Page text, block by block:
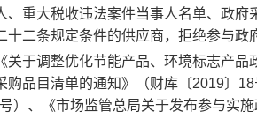
、重大税收违法案件当事人名单、政
十二条规定条件的供应商，拒绝参与政
关于调整优化节能产品、环境标志产品
购品目清单的通知》
（财库〔2019〕 18
号）、《市场监管总局关于发布参与实